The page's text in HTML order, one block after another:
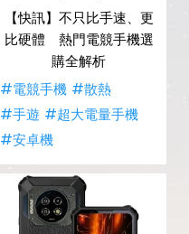
【快訊】不只比手速、更
比硬體 熱門電競手機選
購全解析
#電競手機 #散熱
#手遊 #超大電量手機
#安卓機